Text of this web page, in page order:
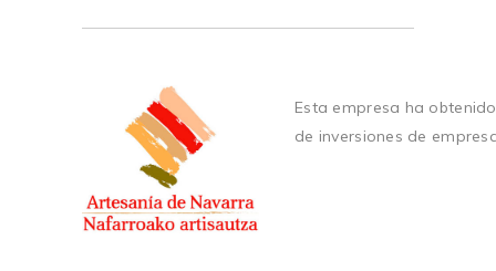
Esta empresa ha
de inversiones de